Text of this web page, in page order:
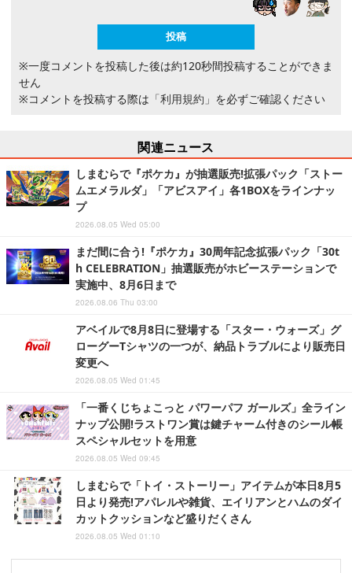
※一度コメントを投稿した後は約120秒間投稿することができま
せん
※コメントを投稿する際は 「利用規約」 を必ずご確認ください
関連ニュース
しまむらで『ポケカ』が抽選販売!拡張パック「ストー
ムエメラルダ」「アビスアイ」各1BOXをラインナッ
プ
2026.08.05 Wed 05:00
まだ間に合う!『ポケカ』30周年記念拡張パック「30t
h CELEBRATION」抽選販売がホビーステーションで
実施中、8月6日まで
2026.08.06 Thu 03:00
アベイルで8月8日に登場する「スター・ウォーズ」グ
ローグーTシャツの一つが、納品トラブルにより販売日
変更へ
2026.08.05 Wed 01:45
「一番くじちょこっと パワーパフ ガールズ」全ライン
ナップ公開!ラストワン賞は鍵チャーム付きのシール帳
スペシャルセットを用意
2026.08.05 Wed 09:45
しまむらで「トイ・ストーリー」アイテムが本日8月5
日より発売!アパレルや雑貨、エイリアンとハムのダイ
カットクッションなど盛りだくさん
2026.08.05 Wed 01:10